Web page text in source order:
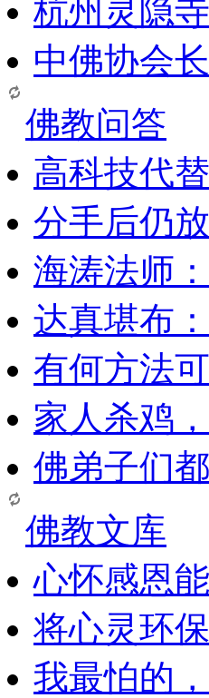
杭州灵隐
中佛协会
佛教问答
高科技代
分手后仍
海涛法师
达真堪布
有何方法
家人杀鸡
佛弟子们
佛教文库
心怀感恩
将心灵环
我最怕的